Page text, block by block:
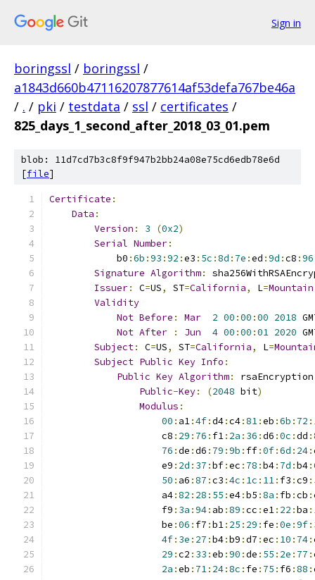
Sign in
boringssl / boringssl /
a1843d660b47116207877614af53defa767be46a
/ . / pki / testdata / ssl / certificates /
825_days_1_second_after_2018_03_01.pem
blob: 11d7cd7b3c8f9f947b2bb24a08e75cd6edb78e6d
[file]
Certificate :
Data :
Version : 3 (0x2)
Serial Number:
            b0
:6b :93 :92 :e3 : 5c :8d : 7e :ed :9d :c8 :96
Signature Algorithm:
Issuer: C=US, ST=California, L=Mountain
Validity
Not Before : Mar 2 00 :00 :00 2018
Not After : Jun 4 00 :00 :01 2020
Subject: C=US, ST=California, L=
Subject Public Key Info :
Public Key Algorithm:
rsaEncryption
Public-Key: (2048 bit)
Modulus :
00 : a1:4f:d4:c4:81:eb :6b : 72 :
                    c8
: 29 : 76 : f1: 2a : 36 :d6 :0c :dd :
76 :de :d6 : 79 :9b : ff:0f:6d : 24:
                    e9
: 2d : 37 :bf:ec : 78 :b4: 7d :b4:
50 : a6 :87 :c3 :4c : 1c : 11: f3 :c9 :
                    a4
:82 : 28 : 55 :e4:b5 :8a : fb :cb :
                    f9
: 3a :94: ab :89 :cc :e1: 22 :ba :
                    be
:06 : f7 :b1: 25 : 29 : fe :0e :9f:
4f: 3e : 27 :b4:b9 :d7 :ec : 10 : 74:
29 :c2 : 33 :eb :90 :de : 55 : 2e : 77 :
2a :eb : 71: 24:8c : fe : 75 : f6 :88 :